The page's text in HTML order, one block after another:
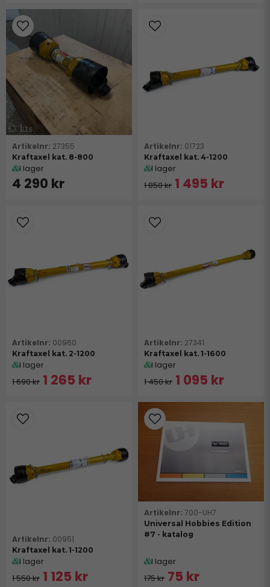
27355
Kraftaxel kat. 8-800
I lager
4 290 kr
01723
Kraftaxel kat. 4-1200
I lager
1 850 kr 1 495 kr
00960
Kraftaxel kat. 2-1200
I lager
1 690 kr 1 265 kr
27341
Kraftaxel kat. 1-1600
I lager
1 450 kr 1 095 kr
00951
Kraftaxel kat. 1-1200
I lager
1 550 kr 1 125 kr
700-UH7
Universal Hobbies Edition
#7 - katalog
I lager
175 kr 75 kr